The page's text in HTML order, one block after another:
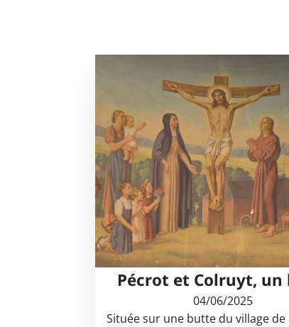
Pécrot et Colruyt, un
04/06/2025
Située sur une butte du village de